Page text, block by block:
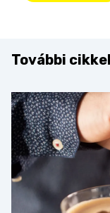
További